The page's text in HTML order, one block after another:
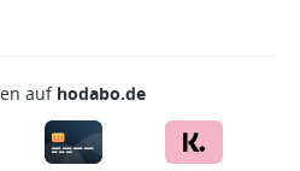
auf hodabo.de